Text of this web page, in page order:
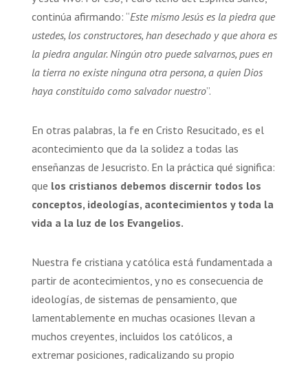
continúa afirmando: “Este mismo Jesús es la piedra que
ustedes, los constructores, han desechado y que ahora es
la piedra angular. Ningún otro puede salvarnos, pues en
la tierra no existe ninguna otra persona, a quien Dios
haya constituido como salvador nuestro”.
En otras palabras, la fe en Cristo Resucitado, es el
acontecimiento que da la solidez a todas las
enseñanzas de Jesucristo. En la práctica qué significa:
que los cristianos debemos discernir todos los
conceptos, ideologías, acontecimientos y toda la
vida a la luz de los Evangelios.
Nuestra fe cristiana y católica está fundamentada a
partir de acontecimientos, y no es consecuencia de
ideologías, de sistemas de pensamiento, que
lamentablemente en muchas ocasiones llevan a
muchos creyentes, incluidos los católicos, a
extremar posiciones, radicalizando su propio